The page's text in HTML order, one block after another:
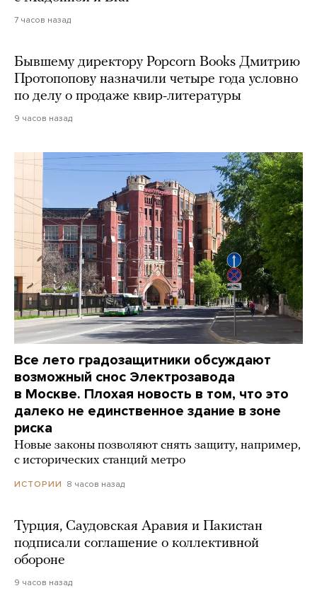
7 часов назад
Бывшему директору Popcorn Books Дмитрию
Протопопову назначили четыре года условно
по делу о продаже квир-литературы
9 часов назад
Все лето градозащитники обсуждают
возможный снос Электрозавода
в Москве. Плохая новость в том, что это
далеко не единственное здание в зоне
риска
Новые законы позволяют снять защиту, например,
с исторических станций метро
ИСТОРИИ 8 часов назад
Турция, Саудовская Аравия и Пакистан
подписали соглашение о коллективной
обороне
9 часов назад